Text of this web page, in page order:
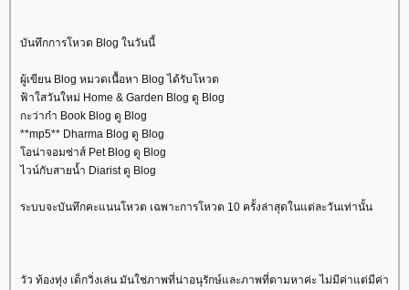
บันทึกการโหวต Blog ในวันนี้
ผู้เขียน Blog หมวดเนื้อหา Blog ได้รับโหวต
ฟ้าใสวันใหม่ Home & Garden Blog ดู Blog
กะว่าก๋า Book Blog ดู Blog
**mp5** Dharma Blog ดู Blog
อน่าจอมซ่าส์ Pet Blog ดู Blog
ไวน์กับสายน้ำ Diarist ดู Blog
ระบบจะบันทึกคะแนนโหวต เฉพาะการโหวต 10 ครั้งล่าสุดในแต่ละวันเท่านั้น
วัว ท้องทุ่ง เด็กวิ่งเล่น มันใช่ภาพที่น่าอนุรักษ์และภาพที่ตามหาค่ะ ไม่มีค่าแต่มีค่า